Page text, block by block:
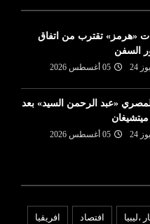
«هرمز» تقترب من اتفاق
السفن
05 أغسطس 2026
«عبد الرحمن السيد» بعد
ميتشيغان
05 أغسطس 2026
،ليبيا افتصاد افريقيا